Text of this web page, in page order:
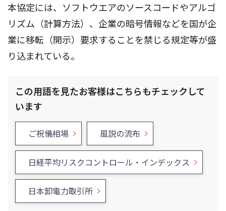
本協定には、ソフトウエアのソースコードやアルゴ
リズム（計算方法）、企業の暗号情報などを国が企
業に移転（開示）要求することを禁じる規定等が盛
り込まれている。
この用語を見たお客様はこちらもチェックして
います
ご祝儀相場 風説の流布
日経平均リスクコントロール・インデックス
日本卸電力取引所